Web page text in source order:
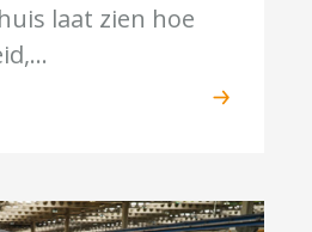
laat zien hoe